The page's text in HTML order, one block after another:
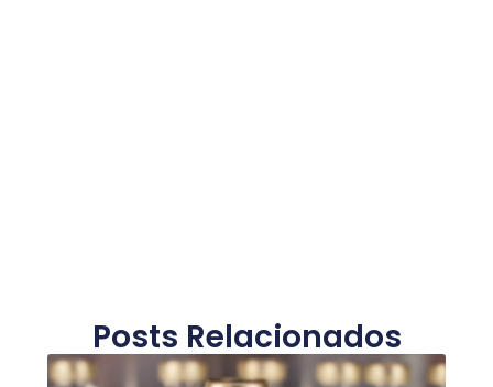
Posts Relacionados